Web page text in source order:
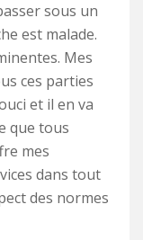
sous un
est malade.
Mes
ces parties
et il en va
que tous
mes
dans tout
des normes